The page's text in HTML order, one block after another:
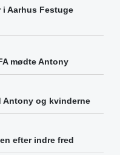
Aarhus Festuge
mødte Antony
Antony og kvinderne
efter indre fred